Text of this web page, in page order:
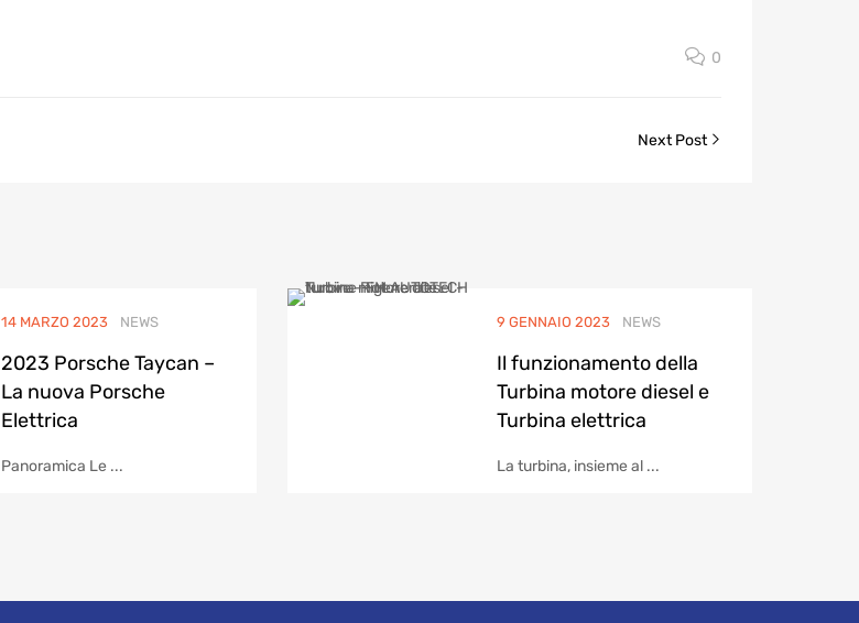
0
Next Post
14 MARZO 2023 NEWS
2023 Porsche Taycan –
La nuova Porsche
Elettrica
Panoramica Le ...
9 GENNAIO 2023 NEWS
Il funzionamento della
Turbina motore diesel e
Turbina elettrica
La turbina, insieme al ...